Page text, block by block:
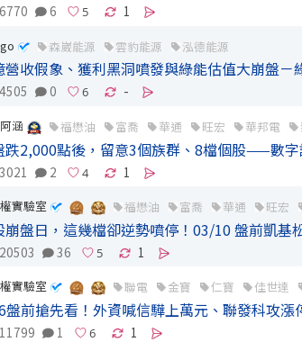
6770 6 1
森崴能源 雲豹能源 泓德能源
營收假象、獲利黑洞噴發與綠能估值大崩盤－
4505 0 -
涵 福懋油 富喬 華通 旺宏 華邦電
跌2,000點後，留意3個族群、8檔個股——數
3021 2 1
實驗室 福懋油 富喬 華通 旺宏
崩盤日，這幾檔卻逆勢噴停！03/10 盤前凱基
20503 36 1
實驗室 聯電 金寶 仁寶 佳世達
盤前搶先看！外資喊信驊上萬元、聯發科攻漲
11799 1 1